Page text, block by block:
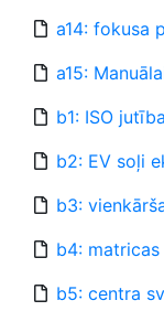
a14: fokusa
a15:
b1: ISO
b2: EV soļi
b3:
b4: matricas
b5: centra